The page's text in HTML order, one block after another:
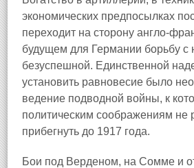
экономических предпосылках
переходит на сторону англо-
будущем для Германии борьбу с
безуспешной. Единственной
установить равновесие было
ведение подводной войны, к
политическим соображениям не
прибегнуть до 1917 года.
Бои под Верденом, на Сомме и